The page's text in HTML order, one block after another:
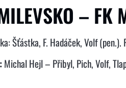
– FK
Šťástka, F. Hadáček, Volf
Michal Hejl – Přibyl, Pich, Volf,